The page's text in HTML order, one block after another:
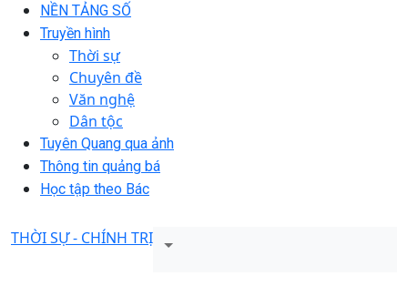
NỀN TẢNG SỐ
Truyền hình
Thời sự
Chuyên đề
Văn nghệ
Dân tộc
Tuyên Quang qua ảnh
Thông tin quảng bá
Học tập theo Bác
THỜI SỰ - CHÍNH TRỊ